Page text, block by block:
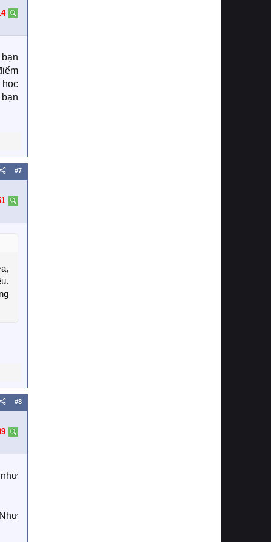
học
#7
#8